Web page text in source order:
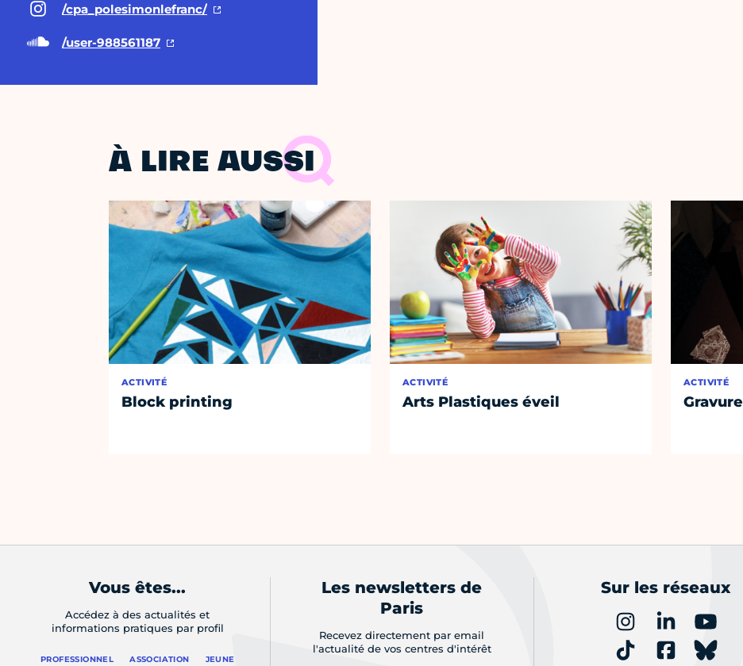
/cpa_polesimonlefranc/
/user-988561187
À LIRE AUSSI
ACTIVITÉ
Block printing
ACTIVITÉ
Arts Plastiques éveil
ACTIVITÉ
Gravure
Vous êtes...
Accédez à des actualités et
informations pratiques par profil
PROFESSIONNEL ASSOCIATION JEUNE
Les newsletters de
Paris
Recevez directement par email
l'actualité de vos centres d'intérêt
Sur les réseaux